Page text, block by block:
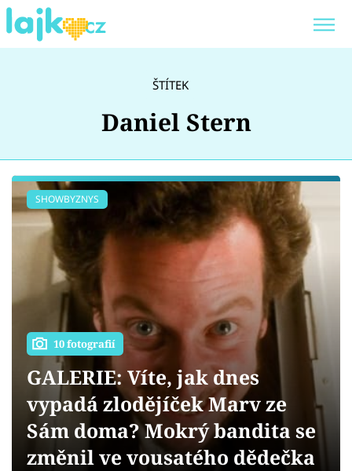
Témata
Showbyznys
Youtubeři
Virály
Sex a vztahy
Videa
Sledujte prima+
ŠTÍTEK
Daniel Stern
SHOWBYZNYS
10 fotografií
GALERIE: Víte, jak dnes
vypadá zlodějíček Marv ze
Sám doma? Mokrý bandita se
změnil ve vousatého dědečka